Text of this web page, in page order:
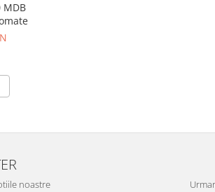
MDB
noastre